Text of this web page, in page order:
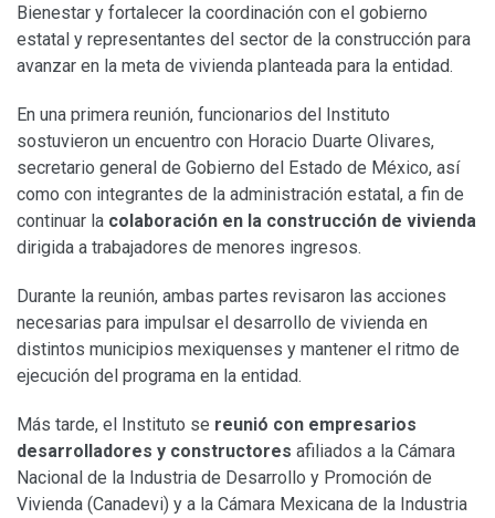
Bienestar y fortalecer la coordinación con el gobierno
estatal y representantes del sector de la construcción para
avanzar en la meta de vivienda planteada para la entidad.
En una primera reunión, funcionarios del Instituto
sostuvieron un encuentro con Horacio Duarte Olivares,
secretario general de Gobierno del Estado de México, así
como con integrantes de la administración estatal, a fin de
continuar la colaboración en la construcción de vivienda
dirigida a trabajadores de menores ingresos.
Durante la reunión, ambas partes revisaron las acciones
necesarias para impulsar el desarrollo de vivienda en
distintos municipios mexiquenses y mantener el ritmo de
ejecución del programa en la entidad.
Más tarde, el Instituto se reunió con empresarios
desarrolladores y constructores afiliados a la Cámara
Nacional de la Industria de Desarrollo y Promoción de
Vivienda (Canadevi) y a la Cámara Mexicana de la Industria